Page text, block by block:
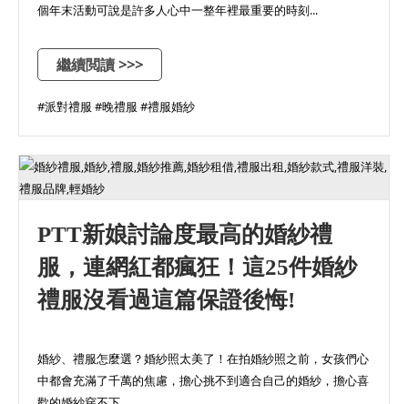
個年末活動可說是許多人心中一整年裡最重要的時刻...
繼續閲讀 >>>
#派對禮服 #晚禮服 #禮服婚紗
PTT新娘討論度最高的婚紗禮
服，連網紅都瘋狂！這25件婚紗
禮服沒看過這篇保證後悔!
婚紗、禮服怎麼選？婚紗照太美了！在拍婚紗照之前，女孩們心
中都會充滿了千萬的焦慮，擔心挑不到適合自己的婚紗，擔心喜